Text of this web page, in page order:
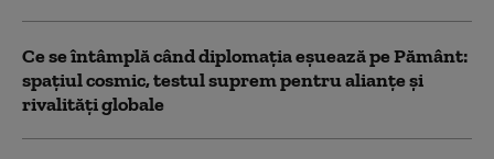
Ce se întâmplă când diplomația eșuează pe Pământ:
spațiul cosmic, testul suprem pentru alianțe și
rivalități globale